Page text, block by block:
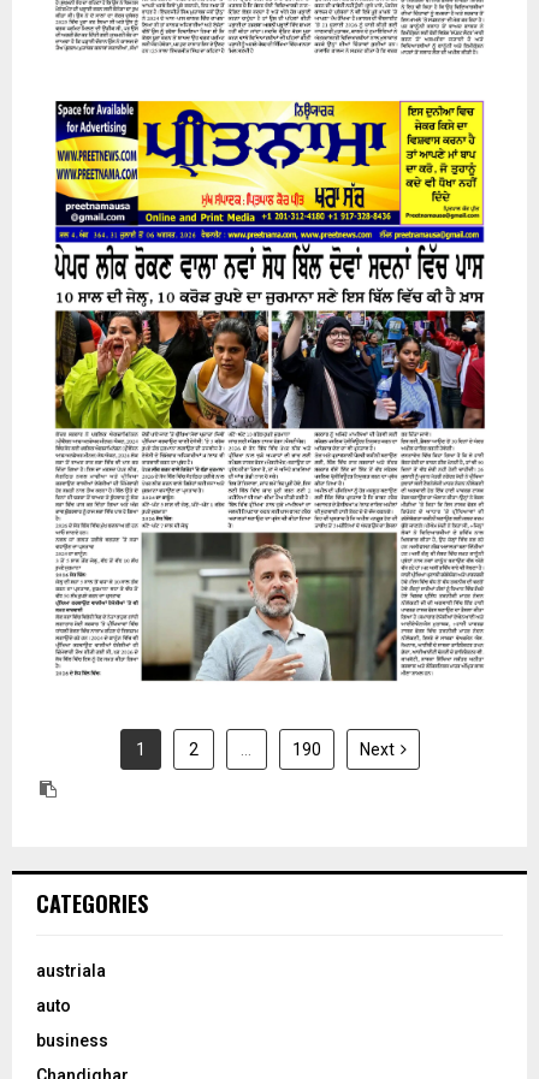
31 July 2026
1 2 190 Next
CATEGORIES
austriala
auto
business
Chandighar